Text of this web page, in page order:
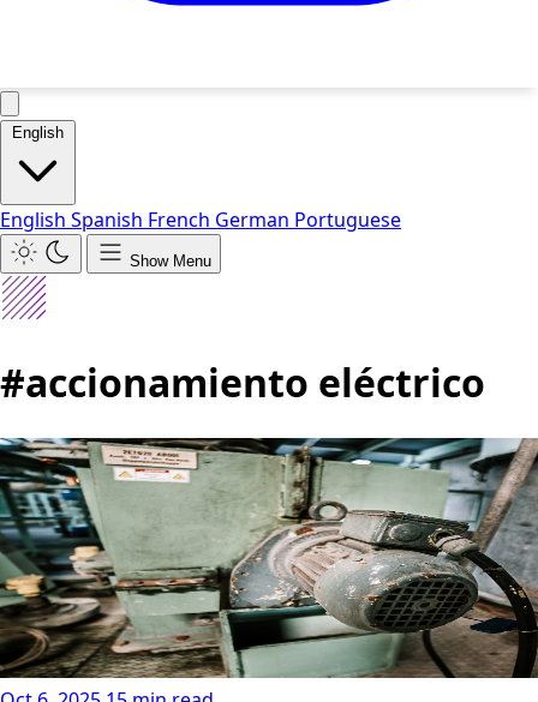
English
English Spanish French German Portuguese
Show Menu
#accionamiento eléctrico